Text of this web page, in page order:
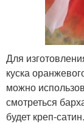
Для
куска
можно
смотреться
будет креп-сатин.